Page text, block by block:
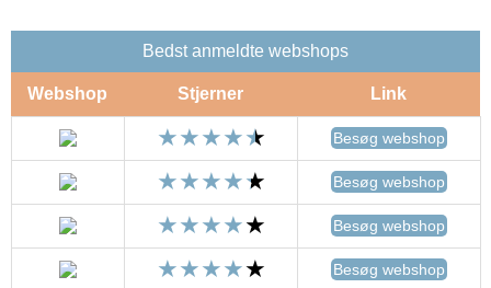
Bedst anmeldte webshops
Webshop Stjerner Link
Besøg webshop
Besøg webshop
Besøg webshop
Besøg webshop